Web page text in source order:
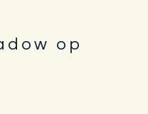
op